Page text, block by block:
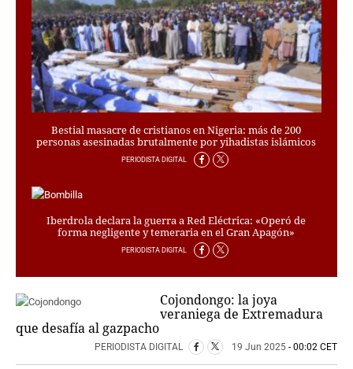
MEDIOS
MÁS SERVICIOS
EDICIONES
AMÉRICA
ESPAÑA
Bestial masacre de cristianos en Nigeria: más de 200
personas asesinadas brutalmente por yihadistas islámicos
PERIODISTA DIGITAL
Iberdrola declara la guerra a Red Eléctrica: «Operó de
forma negligente y temeraria en el Gran Apagón»
PERIODISTA DIGITAL
Cojondongo: la joya
veraniega de Extremadura
que desafía al gazpacho
PERIODISTA DIGITAL 19 Jun 2025 - 00:02 CET